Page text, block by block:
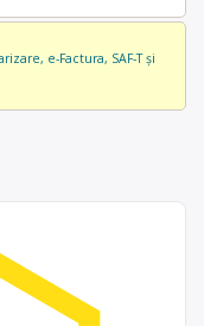
e-Factura, SAF-T și